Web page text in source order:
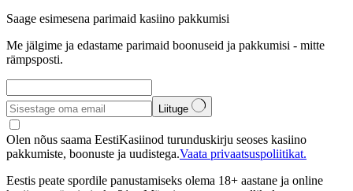
Saage esimesena parimaid kasiino pakkumisi
Me jälgime ja edastame parimaid boonuseid ja pakkumisi - mitte
rämpsposti.
Liituge
Olen nõus saama EestiKasiinod turunduskirju seoses kasiino
pakkumiste, boonuste ja uudistega.Vaata privaatsuspoliitikat.
Eestis peate spordile panustamiseks olema 18+ aastane ja online